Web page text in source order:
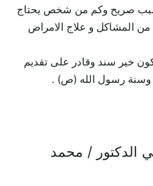
سبب صريح وكم من شخص يحتاج
من المشاكل و علاج الامراض
خير سند وقادر على تقديم
وسنة رسول الله (ص) .
الدكتور / محمد